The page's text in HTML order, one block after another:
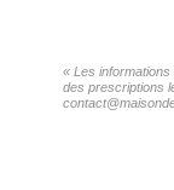
« Les
des prescriptions